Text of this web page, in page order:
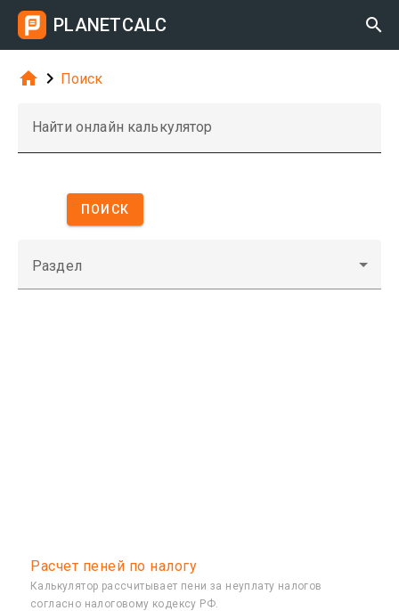
PLANETCALC 
  Поиск
Найти онлайн калькулятор
ПОИСК
Раздел
Расчет пеней по налогу
Калькулятор рассчитывает пени за неуплату налогов
согласно налоговому кодексу РФ.